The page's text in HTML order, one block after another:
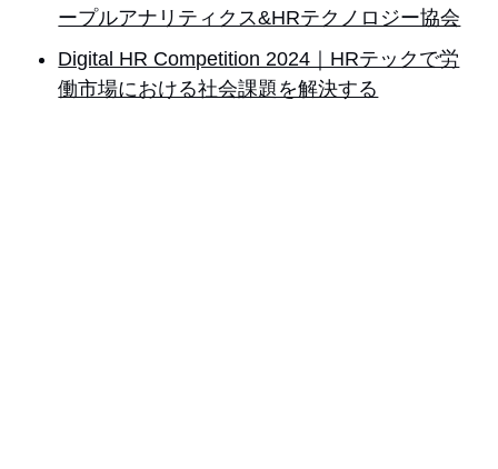
ープルアナリティクス&HRテクノロジー協会
Digital HR Competition 2024｜HRテックで労
働市場における社会課題を解決する